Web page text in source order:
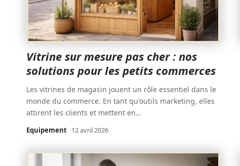
Vitrine sur mesure pas cher : nos
solutions pour les petits commerces
Les vitrines de magasin jouent un rôle essentiel dans le
monde du commerce. En tant qu'outils marketing, elles
attirent les clients et mettent en…
Equipement 12 avril 2026